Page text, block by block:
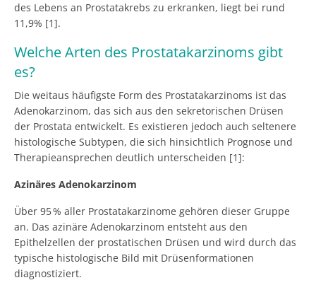
des Lebens an Prostatakrebs zu erkranken, liegt bei rund
11,9% [1].
Welche Arten des Prostatakarzinoms gibt
es?
Die weitaus häufigste Form des Prostatakarzinoms ist das
Adenokarzinom, das sich aus den sekretorischen Drüsen
der Prostata entwickelt. Es existieren jedoch auch seltenere
histologische Subtypen, die sich hinsichtlich Prognose und
Therapieansprechen deutlich unterscheiden [1]:
Azinäres Adenokarzinom
Über 95 % aller Prostatakarzinome gehören dieser Gruppe
an. Das azinäre Adenokarzinom entsteht aus den
Epithelzellen der prostatischen Drüsen und wird durch das
typische histologische Bild mit Drüsenformationen
diagnostiziert.